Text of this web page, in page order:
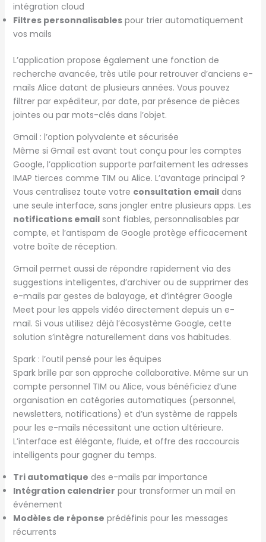
intégration cloud
Filtres personnalisablespour trier automatiquement
vos mails
L’application propose également une fonction de
recherche avancée, très utile pour retrouver d’anciens e-
mails Alice datant de plusieurs années. Vous pouvez
filtrer par expéditeur, par date, par présence de pièces
jointes ou par mots-clés dans l’objet.
Gmail : l’option polyvalente et sécurisée
Même si Gmail est avant tout conçu pour les comptes
Google, l’application supporte parfaitement les adresses
IMAP tierces comme TIM ou Alice. L’avantage principal ?
Vous centralisez toute votre consultation emaildans
une seule interface, sans jongler entre plusieurs apps. Les
notifications emailsont fiables, personnalisables par
compte, et l’antispam de Google protège efficacement
votre boîte de réception.
Gmail permet aussi de répondre rapidement via des
suggestions intelligentes, d’archiver ou de supprimer des
e-mails par gestes de balayage, et d’intégrer Google
Meet pour les appels vidéo directement depuis un e-
mail. Si vous utilisez déjà l’écosystème Google, cette
solution s’intègre naturellement dans vos habitudes.
Spark : l’outil pensé pour les équipes
Spark brille par son approche collaborative. Même sur un
compte personnel TIM ou Alice, vous bénéficiez d’une
organisation en catégories automatiques (personnel,
newsletters, notifications) et d’un système de rappels
pour les e-mails nécessitant une action ultérieure.
L’interface est élégante, fluide, et offre des raccourcis
intelligents pour gagner du temps.
Tri automatique des e-mails par importance
Intégration calendrier pour transformer un mail en
événement
Modèles de réponse prédéfinis pour les messages
récurrents